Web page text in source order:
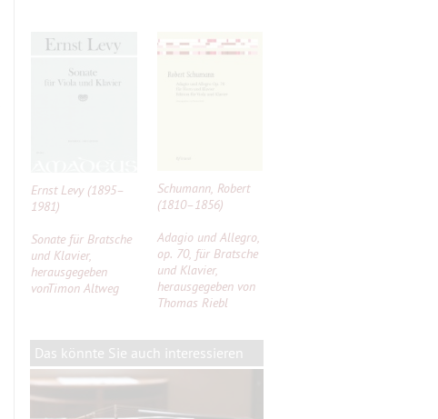
Ernst Levy (1895–
1981)
Sonate für Bratsche
und Klavier,
herausgegeben
vonTimon Altweg
Schumann, Robert
(1810–1856)
Adagio und Allegro,
op. 70, für Bratsche
und Klavier,
herausgegeben von
Thomas Riebl
Das könnte Sie auch interessieren